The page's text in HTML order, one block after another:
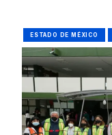
ESTADO DE MÉXICO